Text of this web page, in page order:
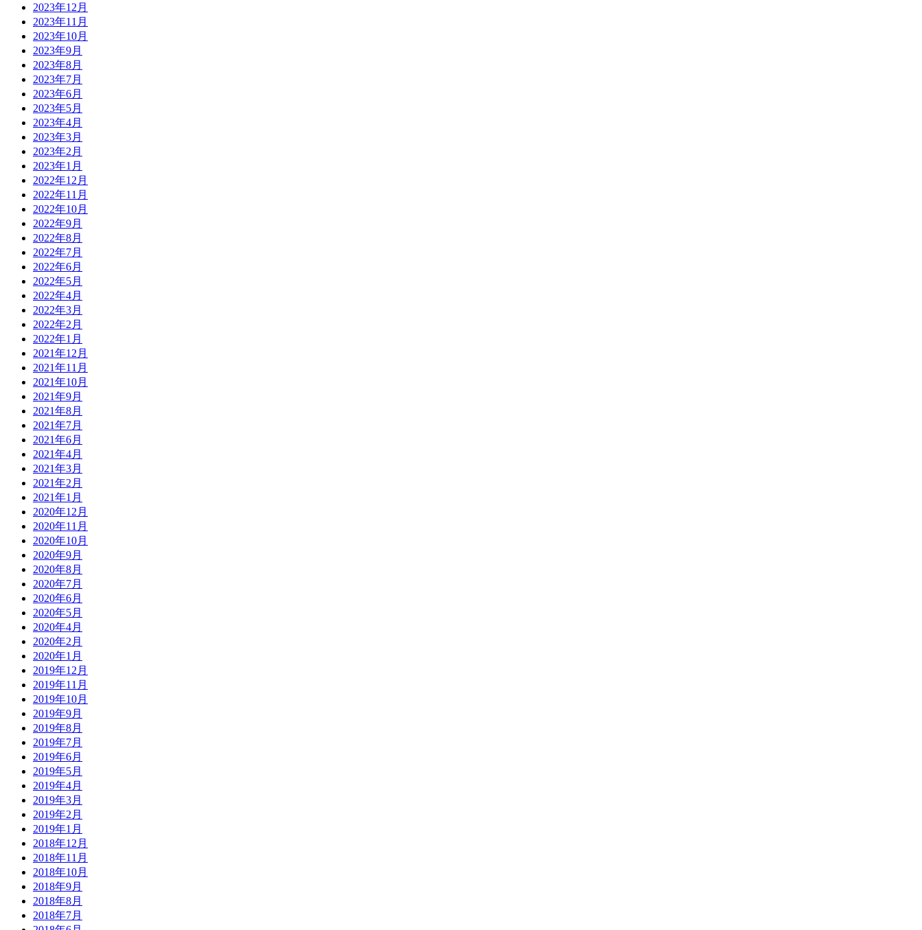
2023年12月
2023年11月
2023年10月
2023年9月
2023年8月
2023年7月
2023年6月
2023年5月
2023年4月
2023年3月
2023年2月
2023年1月
2022年12月
2022年11月
2022年10月
2022年9月
2022年8月
2022年7月
2022年6月
2022年5月
2022年4月
2022年3月
2022年2月
2022年1月
2021年12月
2021年11月
2021年10月
2021年9月
2021年8月
2021年7月
2021年6月
2021年4月
2021年3月
2021年2月
2021年1月
2020年12月
2020年11月
2020年10月
2020年9月
2020年8月
2020年7月
2020年6月
2020年5月
2020年4月
2020年2月
2020年1月
2019年12月
2019年11月
2019年10月
2019年9月
2019年8月
2019年7月
2019年6月
2019年5月
2019年4月
2019年3月
2019年2月
2019年1月
2018年12月
2018年11月
2018年10月
2018年9月
2018年8月
2018年7月